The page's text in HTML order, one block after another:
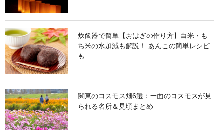
炊飯器で簡単【おはぎの作り方】白米・も
ち米の水加減も解説！ あんこの簡単レシピ
も
関東のコスモス畑6選：一面のコスモスが見
られる名所＆見頃まとめ